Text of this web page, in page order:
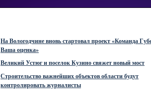
На Вологодчине вновь стартовал проект «Команда
Ваша оценка»
Великий Устюг и поселок Кузино свяжет новый мост
Строительство важнейших объектов области будут
контролировать журналисты